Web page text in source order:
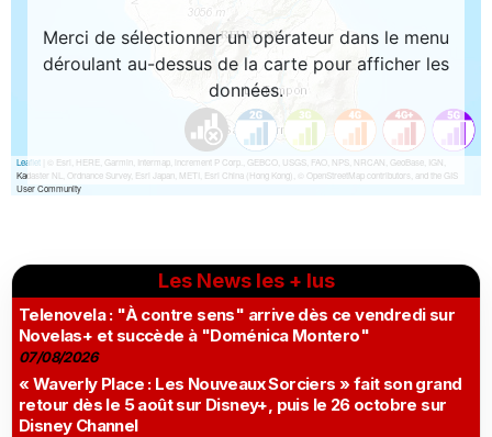
Les News les + lus
Telenovela : "À contre sens" arrive dès ce vendredi sur
Novelas+ et succède à "Doménica Montero"
07/08/2026
« Waverly Place : Les Nouveaux Sorciers » fait son grand
retour dès le 5 août sur Disney+, puis le 26 octobre sur
Disney Channel